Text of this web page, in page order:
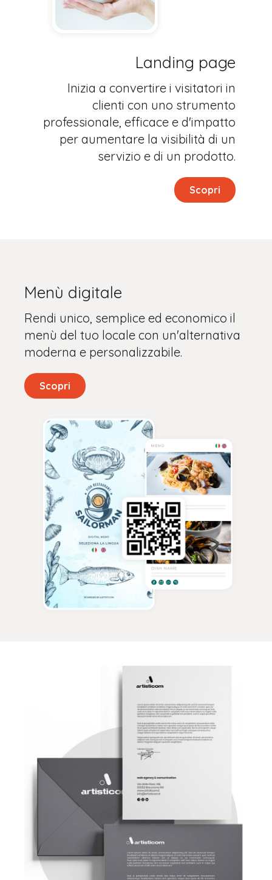
Landing page
Inizia a convertire i visitatori in
clienti con uno strumento
professionale, efficace e d'impatto
per aumentare la visibilità di un
servizio e di un prodotto.
Scopri
Menù digitale
Rendi unico, semplice ed economico il
menù del tuo locale con un'alternativa
moderna e personalizzabile.
Scopri